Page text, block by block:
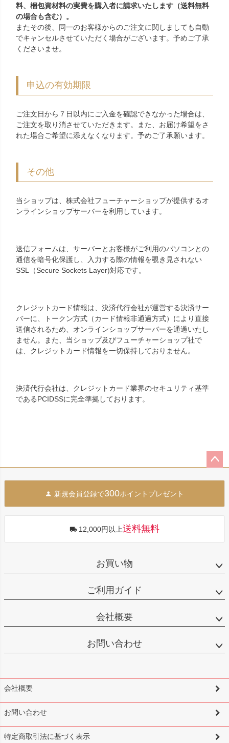
料、梱包資材料の実費を購入者に請求いたします（送料無料
の場合も含む）。
またその後、同一のお客様からのご注文に関しましても自動
でキャンセルさせていただく場合がございます。予めご了承
くださいませ。
申込の有効期限
ご注文日から７日以内にご入金を確認できなかった場合は、
ご注文を取り消させていただきます。また、お届け希望をさ
れた場合ご希望に添えなくなります。予めご了承願います。
その他
当ショップは、株式会社フューチャーショップが提供するオ
ンラインショップサーバーを利用しています。
送信フォームは、サーバーとお客様がご利用のパソコンとの
通信を暗号化保護し、入力する際の情報を覗き見されない
SSL（Secure Sockets Layer)対応です。
クレジットカード情報は、決済代行会社が運営する決済サー
バーに、トークン方式（カード情報非通過方式）により直接
送信されるため、オンラインショップサーバーを通過いたし
ません。また、当ショップ及びフューチャーショップ社で
は、クレジットカード情報を一切保持しておりません。
決済代行会社は、クレジットカード業界のセキュリティ基準
であるPCIDSSに完全準拠しております。
へ
新規会員登録で300ポイントプレゼント
12,000円以上送料無料
お買い物
ご利用ガイド
会社概要
お問い合わせ
会社概要
お問い合わせ
特定商取引法に基づく表示